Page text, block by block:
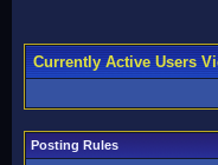
Currently Active Users
Posting Rules